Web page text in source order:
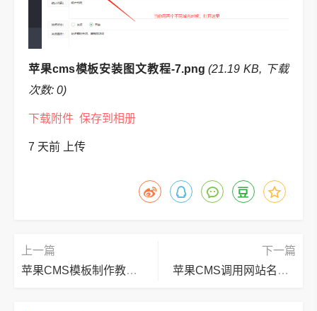
苹果cms模板安装图文教程-7.png (21.19 KB, 下载
次数: 0)
下载附件 保存到相册
7 天前 上传
上一篇
苹果CMS模板制作教程-必备标签大全
下一篇
苹果CMS调用网站名称 关键字 描叙教程